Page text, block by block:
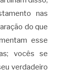
nas
do que
esse
vocês se
verdadeiro